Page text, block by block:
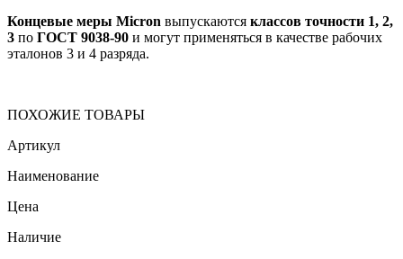
Концевые меры Micron выпускаются классов точности 1, 2,
3 по ГОСТ 9038-90 и могут применяться в качестве рабочих
эталонов 3 и 4 разряда.
ПОХОЖИЕ ТОВАРЫ
Артикул
Наименование
Цена
Наличие